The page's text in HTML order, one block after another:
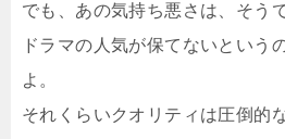
でも、あの気持ち悪さは、そう
ドラマの人気が保てないという
よ。
それくらいクオリティは圧倒的